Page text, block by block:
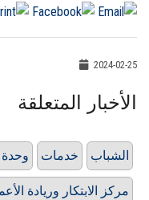
2024-02-25
الأخبار المتعلقة
وحدة خدمات الشباب
مركز الابتكار وريادة